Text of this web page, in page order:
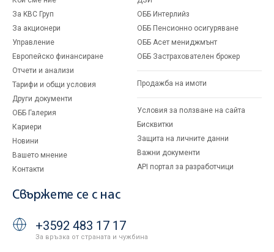
За KBC Груп
За акционери
Управление
Европейско финансиране
Отчети и анализи
Тарифи и общи условия
Други документи
ОББ Галерия
Кариери
Новини
Вашето мнение
Контакти
ОББ Интерлийз
ОББ Пенсионно осигуряване
ОББ Асет мениджмънт
ОББ Застрахователен брокер
Продажба на имоти
Условия за ползване на сайта
Бисквитки
Защита на личните данни
Важни документи
API портал за разработчици
Свържете се с нас
+3592 483 17 17
За връзка от страната и чужбина